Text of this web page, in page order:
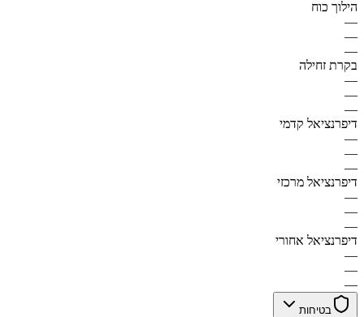
הילוך כוח
—
—
—
בקרת זחילה
—
—
—
דיפרנציאל קדמי
—
—
—
דיפרנציאל מרכזי
—
—
—
דיפרנציאל אחורי
—
—
—
בטיחות